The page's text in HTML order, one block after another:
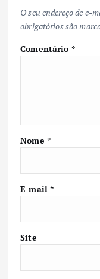
O seu endereço de e-
obrigatórios são
Comentário *
Nome *
E-mail*
Site